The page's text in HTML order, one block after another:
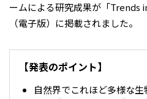
ームによる研究成果が「
（電子版）に掲載されました。
【発表のポイント】
自然界でこれほど多様な